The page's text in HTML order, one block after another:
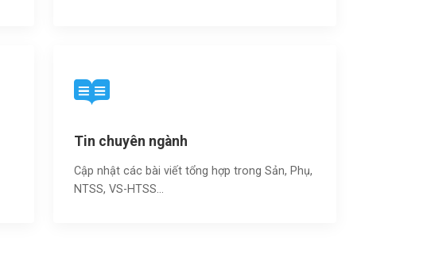
Tin chuyên ngành
Cập nhật các bài viết tổng hợp trong Sản, Phụ,
NTSS, VS-HTSS...